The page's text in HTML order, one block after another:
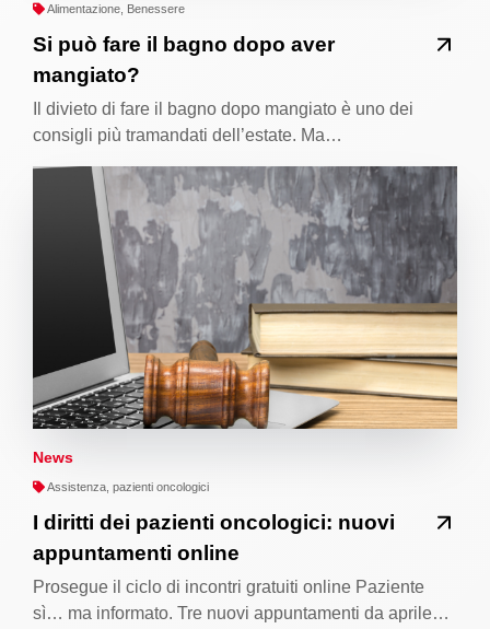
Alimentazione, Benessere
Si può fare il bagno dopo aver
mangiato?
Il divieto di fare il bagno dopo mangiato è uno dei
consigli più tramandati dell’estate. Ma…
News
Assistenza, pazienti oncologici
I diritti dei pazienti oncologici: nuovi
appuntamenti online
Prosegue il ciclo di incontri gratuiti online Paziente
sì… ma informato. Tre nuovi appuntamenti da aprile…